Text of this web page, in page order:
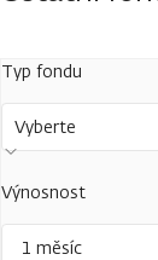
Typ fondu
Vyberte
Výnosnost
1 měsíc